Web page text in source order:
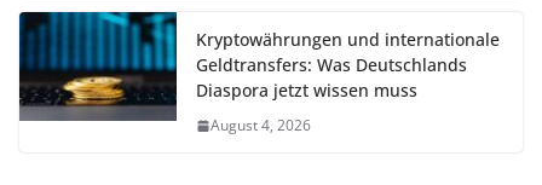
Kryptowährungen und internationale
Geldtransfers: Was Deutschlands
Diaspora jetzt wissen muss
August 4, 2026